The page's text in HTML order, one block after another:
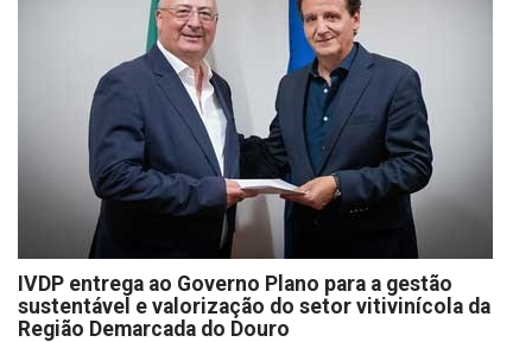
IVDP entrega ao Governo Plano para a gestão
sustentável e valorização do setor vitivinícola da
Região Demarcada do Douro